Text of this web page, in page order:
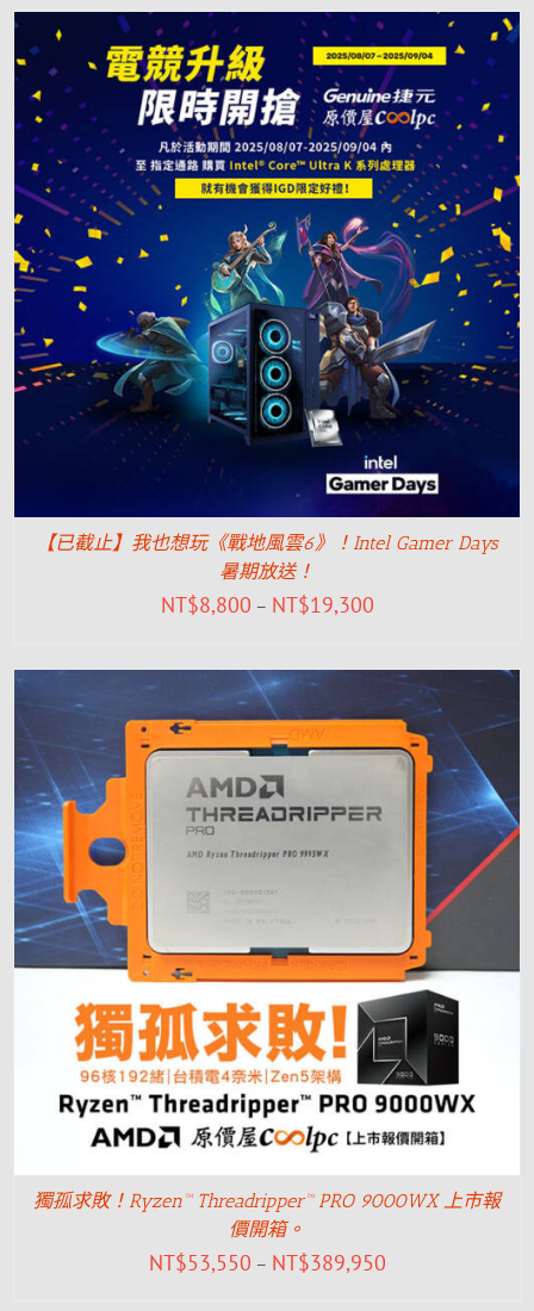
【已截止】我也想玩《戰地風雲6》！Intel Gamer Days
暑期放送！
NT$8,800 – NT$19,300
獨孤求敗！Ryzen™ Threadripper™ PRO 9000WX 上市報
價開箱。
NT$53,550 – NT$389,950